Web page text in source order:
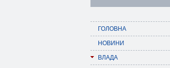
ГОЛОВНА
НОВИНИ
ВЛАДА